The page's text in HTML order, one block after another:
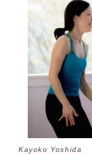
Kayoko Yoshida